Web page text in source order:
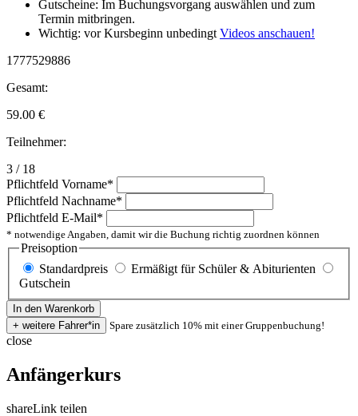
Gutscheine: Im Buchungsvorgang auswählen und zum
Termin mitbringen.
Wichtig: vor Kursbeginn unbedingtVideos anschauen!
1777529886
Gesamt:
59.00 €
Teilnehmer:
3 / 18
Pflichtfeld Vorname*
Pflichtfeld Nachname*
Pflichtfeld E-Mail*
* notwendige Angaben, damit wir die Buchung richtig zuordnen können
Preisoption
Standardpreis
Ermäßigt für Schüler & Abiturienten
Gutschein
Spare zusätzlich 10% mit einer Gruppenbuchung!
close
Anfängerkurs
shareLink teilen